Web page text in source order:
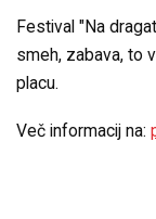
Festival "Na
smeh, zabava, to
placu.
Več informacij na: